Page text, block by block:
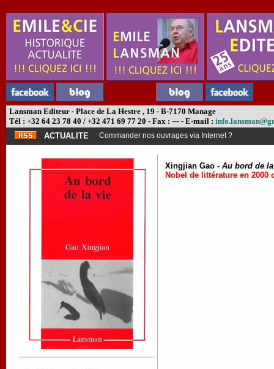
Lansman Editeur - Place de La Hestre , 19 - B-7170 Manage
Tél : +32 64 23 78 40 / +32 471 69 77 20 - Fax : --- - E-mail :
ACTUALITE
Commander nos ouvrages via Internet ?
Xingjian Gao - Au bord de
Nobel de littérature en 2000